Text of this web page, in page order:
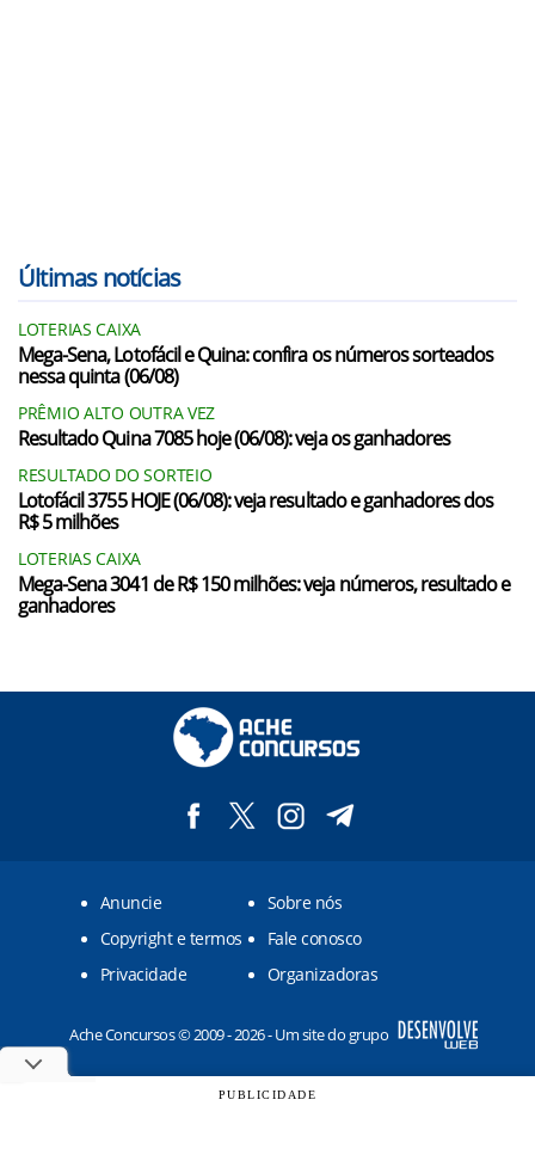
Últimas notícias
LOTERIAS CAIXA
Mega-Sena, Lotofácil e Quina: confira os números sorteados
nessa quinta (06/08)
PRÊMIO ALTO OUTRA VEZ
Resultado Quina 7085 hoje (06/08): veja os ganhadores
RESULTADO DO SORTEIO
Lotofácil 3755 HOJE (06/08): veja resultado e ganhadores dos
R$ 5 milhões
LOTERIAS CAIXA
Mega-Sena 3041 de R$ 150 milhões: veja números, resultado e
ganhadores
Anuncie
Sobre nós
Copyright e termos
Fale conosco
Privacidade
Organizadoras
Ache Concursos © 2009 - 2026 - Um site do grupo
PUBLICIDADE